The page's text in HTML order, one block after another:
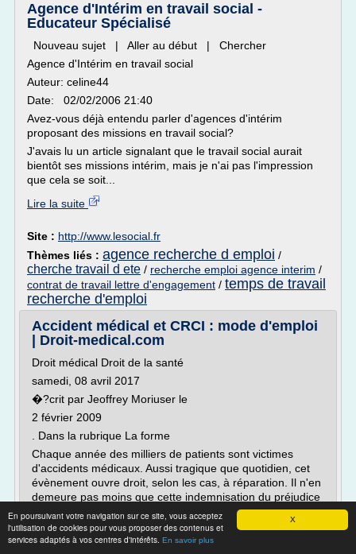
X
En poursuivant votre navigation sur ce site, vous acceptez
l'utilisation de cookies pour vous proposer des contenus et
services adaptés à vos centres d'intérêts. En savoir plus
Agence d'Intérim en travail social -
Educateur Spécialisé
Nouveau sujet | Aller au début | Chercher
Agence d'Intérim en travail social
Auteur: celine44
Date: 02/02/2006 21:40
Avez-vous déjà entendu parler d'agences d'intérim
proposant des missions en travail social?
J'avais lu un article signalant que le travail social aurait
bientôt ses missions intérim, mais je n'ai pas l'impression
que cela se soit...
Lire la suite
Site : http://www.lesocial.fr
Thèmes liés : agence recherche d emploi /
cherche travail d ete / recherche emploi agence interim /
contrat de travail lettre d'engagement / temps de travail
recherche d'emploi
Accident médical et CRCI : mode d'emploi
| Droit-medical.com
Droit médical Droit de la santé
samedi, 08 avril 2017
�?crit par Jeoffrey Moriuser le
2 février 2009
. Dans la rubrique La forme
Chaque année des milliers de patients sont victimes
d'accidents médicaux. Aussi tragique que quotidien, cet
évènement ouvre droit, selon les cas, à réparation. Il n'en
demeure pas moins que cette indemnisation du préjudice
subi se résume, pour la victime,...
Lire la suite